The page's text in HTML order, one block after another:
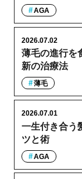
AGA
薄毛の進行を
新の治療法
2026.07.02
薄毛
一生付き合う
ツと術
2026.07.01
AGA